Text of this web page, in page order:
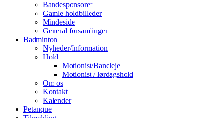
Bandesponsorer
Gamle holdbilleder
Mindeside
General forsamlinger
Badminton
Nyheder/Information
Hold
Motionist/Baneleje
Motionist / lørdagshold
Om os
Kontakt
Kalender
Petanque